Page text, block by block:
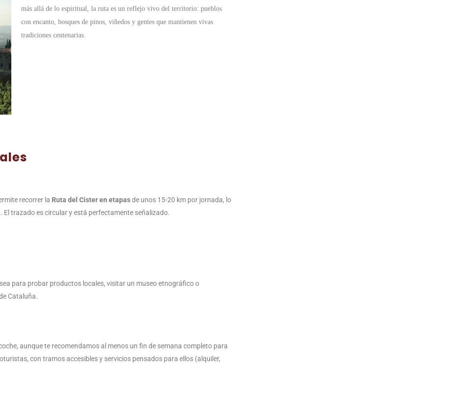
más allá de lo espiritual, la ruta es un reflejo vivo del territorio: pueblos
con encanto, bosques de pinos, viñedos y gentes que mantienen vivas
tradiciones centenarias.
recorrer la Ruta del Cister en etapasde unos 15-20 km por jornada, lo
trazado es circular y está perfectamente señalizado.
para probar productos locales, visitar un museo etnográfico o
Cataluña.
aunque te recomendamos al menos un fin de semana completo para
con tramos accesibles y servicios pensados para ellos (alquiler,